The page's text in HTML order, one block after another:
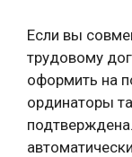
Если вы
трудовому
оформить на
ординаторы